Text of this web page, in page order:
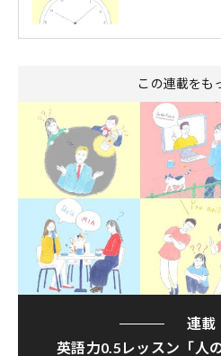
この連載をも
連載
英語力0.5レッスン「人